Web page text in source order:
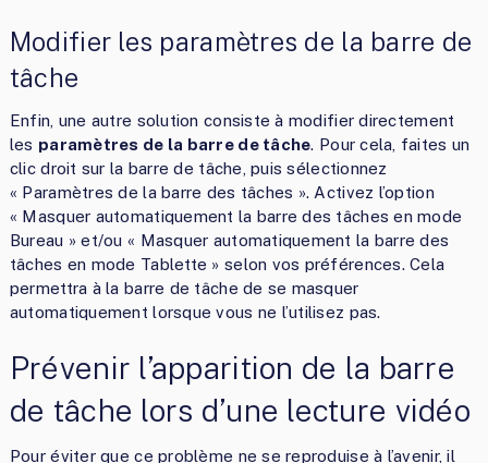
Modifier les paramètres de la barre de
tâche
Enfin, une autre solution consiste à modifier directement
les paramètres de la barre de tâche. Pour cela, faites un
clic droit sur la barre de tâche, puis sélectionnez
« Paramètres de la barre des tâches ». Activez l’option
« Masquer automatiquement la barre des tâches en mode
Bureau » et/ou « Masquer automatiquement la barre des
tâches en mode Tablette » selon vos préférences. Cela
permettra à la barre de tâche de se masquer
automatiquement lorsque vous ne l’utilisez pas.
Prévenir l’apparition de la barre
de tâche lors d’une lecture vidéo
Pour éviter que ce problème ne se reproduise à l’avenir, il